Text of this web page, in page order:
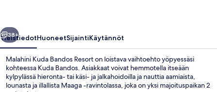
Seuraava
38+
YleistiedotHuoneetSijaintiKäytännöt
Malahini Kuda Bandos Resort on loistava vaihtoehto yöpyessäsi
kohteessa Kuda Bandos. Asiakkaat voivat hemmotella itseään
kylpylässä hieronta- tai käsi- ja jalkahoidoilla ja nauttia aamiaista,
lounasta ja illallista Maaga -ravintolassa, joka on yksi majoituspaikan 2